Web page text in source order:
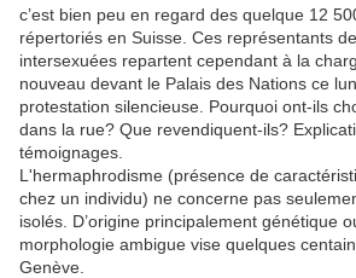
c’est bien peu en regard des quelque 12
répertoriés en Suisse. Ces représentants
intersexuées repartent cependant à la
nouveau devant le Palais des Nations ce
protestation silencieuse. Pourquoi ont-ils
dans la rue? Que revendiquent-ils?
témoignages.
L'hermaphrodisme (présence de
chez un individu) ne concerne pas
isolés. D’origine principalement génétique
morphologie ambigue vise quelques
Genève.